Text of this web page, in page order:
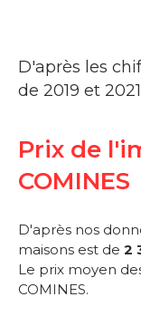
D'après les
de 2019 et
Prix de
COMINES
D'après nos
maisons est de 2
Le prix moyen
COMINES.